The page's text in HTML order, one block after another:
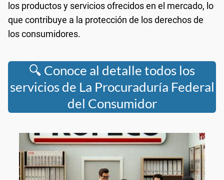
los productos y servicios ofrecidos en el mercado, lo
que contribuye a la protección de los derechos de
los consumidores.
🔍 Conoce al detalle todos los
servicios de La Procuraduría Federal
del Consumidor